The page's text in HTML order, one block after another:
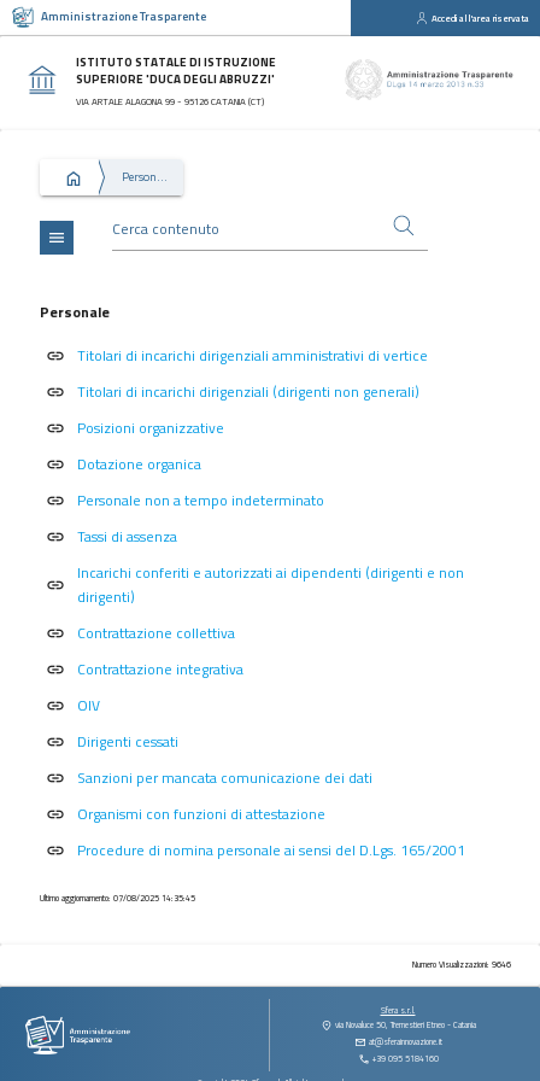
Amministrazione Trasparente Accedi all'area riservata
ISTITUTO STATALE DI ISTRUZIONE
SUPERIORE 'DUCA DEGLI ABRUZZI'
VIA ARTALE ALAGONA 99 - 95126 CATANIA (CT)
Personale
Sezioni
Disposizioni
Generali
Consulenti
collaboratori
Bandi
concorso
Performance
Enti
controllati
Attività
procedimenti
Provvedimenti
Controlli
imprese
Bandi
di
e
contratti
Sovvenzioni
sussidi
Bilanci
Beni
immobili
menu
Personale
link Titolari di incarichi dirigenziali amministrativi di vertice
link Titolari di incarichi dirigenziali (dirigenti non generali)
link Posizioni organizzative
link Dotazione organica
link Personale non a tempo indeterminato
link Tassi di assenza
link
Incarichi conferiti e autorizzati ai dipendenti (dirigenti e non
dirigenti)
link Contrattazione collettiva
link Contrattazione integrativa
link OIV
link Dirigenti cessati
link Sanzioni per mancata comunicazione dei dati
link Organismi con funzioni di attestazione
link Procedure di nomina personale ai sensi del D.Lgs. 165/2001
Ultimo aggiornamento: 07/08/2025 14:35:45
Numero Visualizzazioni: 9646
Sfera s.r.l.
via Novaluce 50, Tremestieri Etneo - Catania
at@sferainnovazione.it
+39 095 5184160